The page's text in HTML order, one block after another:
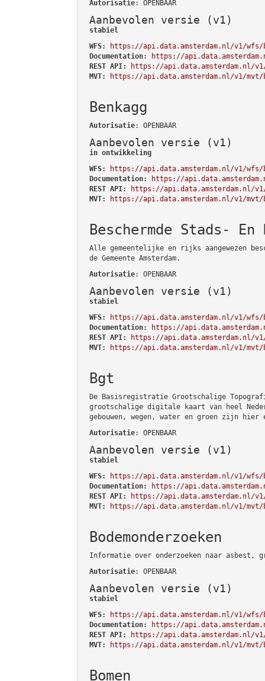
Autorisatie: OPENBAAR
Aanbevolen versie (v1)
stabiel
WFS:
https://api.data.amsterdam.nl/v1/wfs/
Documentation:
https://
REST API:
https://api.data.amsterdam.nl/
MVT:
https://api.data.amsterdam.nl/v1/mvt/
Benkagg
Autorisatie: OPENBAAR
Aanbevolen versie (v1)
in ontwikkeling
WFS:
https://api.data.amsterdam.nl/v1/wfs/
Documentation:
https://
REST API:
https://api.data.amsterdam.nl/v1/
MVT:
https://api.data.amsterdam.nl/v1/mvt/
Beschermde Stads-
Alle gemeentelijke en rijks aangewezen
de Gemeente Amsterdam.
Autorisatie: OPENBAAR
Aanbevolen versie (v1)
stabiel
WFS:
https://api.data.amsterdam.nl/v1/wfs/
Documentation:
https://
REST API:
https://api.data.amsterdam.nl/v1/
MVT:
https://api.data.amsterdam.nl/v1/mvt/
Bgt
De Basisregistratie Grootschalige
grootschalige digitale kaart van heel
gebouwen, wegen, water en groen zijn hier
Autorisatie: OPENBAAR
Aanbevolen versie (v1)
stabiel
WFS:
https://api.data.amsterdam.nl/v1/wfs/
Documentation:
https://
REST API:
https://api.data.amsterdam.nl/
MVT:
https://api.data.amsterdam.nl/v1/mvt/
Bodemonderzoeken
Informatie over onderzoeken naar asbest,
Autorisatie: OPENBAAR
Aanbevolen versie (v1)
stabiel
WFS:
https://api.data.amsterdam.nl/v1/wfs/
Documentation:
https://
REST API:
https://api.data.amsterdam.nl/v1/
MVT:
https://api.data.amsterdam.nl/v1/mvt/
Bomen